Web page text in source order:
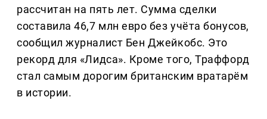
рассчитан на пять лет. Сумма сделки
составила 46,7 млн евро без учёта бонусов,
сообщил журналист Бен Джейкобс. Это
рекорд для «Лидса». Кроме того, Траффорд
стал самым дорогим британским вратарём
в истории.